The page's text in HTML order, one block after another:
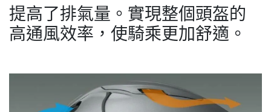
提高了排氣量。實現整個頭盔的
高通風效率，使騎乘更加舒適。